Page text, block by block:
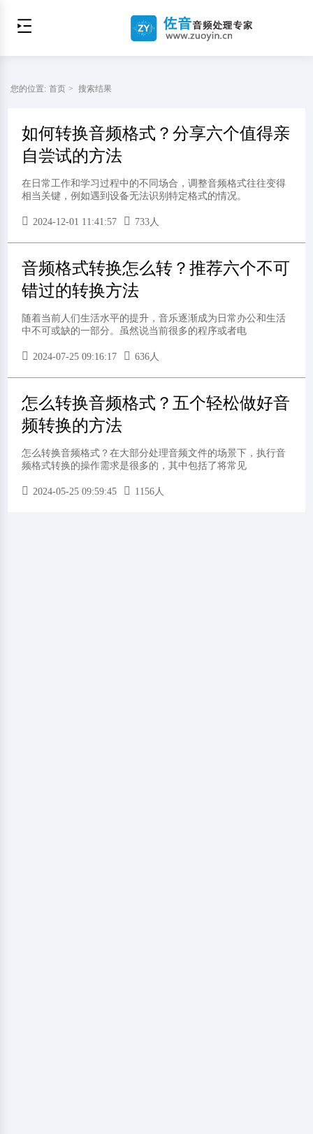
您的位置: 首页 > 搜索结果
如何转换音频格式？分享六个值得亲
自尝试的方法
在日常工作和学习过程中的不同场合，调整音频格式往往变得
相当关键，例如遇到设备无法识别特定格式的情况。
2024-12-01 11:41:57 733人
音频格式转换怎么转？推荐六个不可
错过的转换方法
随着当前人们生活水平的提升，音乐逐渐成为日常办公和生活
中不可或缺的一部分。虽然说当前很多的程序或者电
2024-07-25 09:16:17 636人
怎么转换音频格式？五个轻松做好音
频转换的方法
怎么转换音频格式？在大部分处理音频文件的场景下，执行音
频格式转换的操作需求是很多的，其中包括了将常见
2024-05-25 09:59:45 1156人